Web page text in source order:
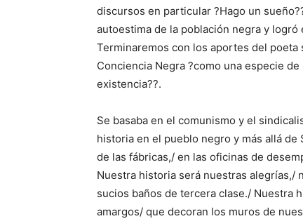
discursos en particular ?Hago un
autoestima de la población negra y
Terminaremos con los aportes del poeta
Conciencia Negra ?como una especie
existencia??.
Se basaba en el comunismo y el
historia en el pueblo negro y más allá
de las fábricas,/ en las oficinas de
Nuestra historia será nuestras alegrías,/
sucios baños de tercera clase./ Nuestra
amargos/ que decoran los muros de